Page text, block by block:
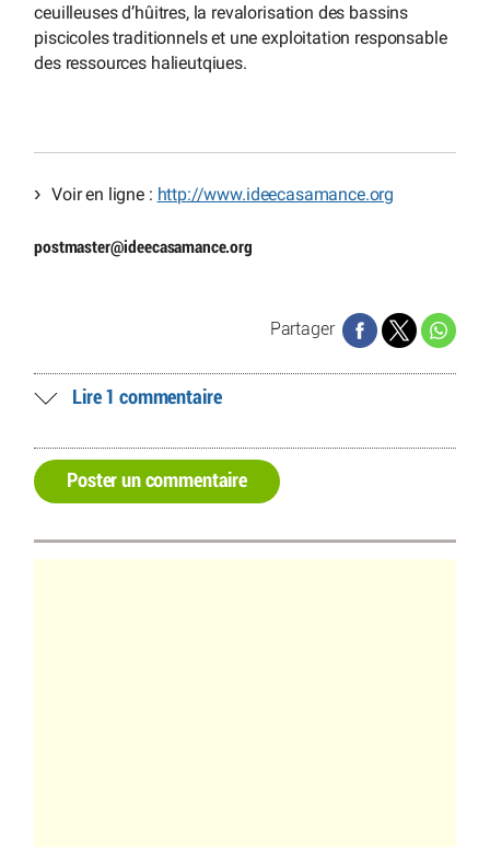
ceuilleuses d’hûitres, la revalorisation des bassins
piscicoles traditionnels et une exploitation responsable
des ressources halieutqiues.
Voir en ligne : http://www.ideecasamance.org
postmaster@ideecasamance.org
Partager
Lire 1 commentaire
Poster un commentaire